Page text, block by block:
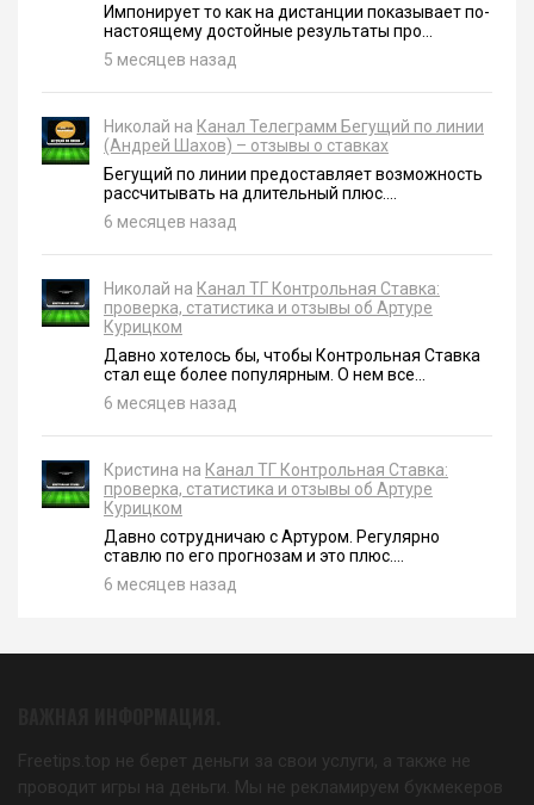
Импонирует то как на дистанции показывает по-
настоящему достойные результаты про...
5 месяцев назад
Николай на Канал Телеграмм Бегущий по линии
(Андрей Шахов) – отзывы о ставках
Бегущий по линии предоставляет возможность
рассчитывать на длительный плюс....
6 месяцев назад
Николай на Канал ТГ Контрольная Ставка:
проверка, статистика и отзывы об Артуре
Курицком
Давно хотелось бы, чтобы Контрольная Ставка
стал еще более популярным. О нем все...
6 месяцев назад
Кристина на Канал ТГ Контрольная Ставка:
проверка, статистика и отзывы об Артуре
Курицком
Давно сотрудничаю с Артуром. Регулярно
ставлю по его прогнозам и это плюс....
6 месяцев назад
Freetips.top не берет деньги за свои услуги, а также не
проводит игры на деньги. Мы не рекламируем букмекеров